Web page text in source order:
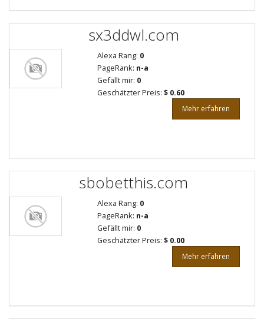
sx3ddwl.com
Alexa Rang: 0
PageRank: n-a
Gefällt mir: 0
Geschätzter Preis: $ 0.60
Mehr erfahren
sbobetthis.com
Alexa Rang: 0
PageRank: n-a
Gefällt mir: 0
Geschätzter Preis: $ 0.00
Mehr erfahren